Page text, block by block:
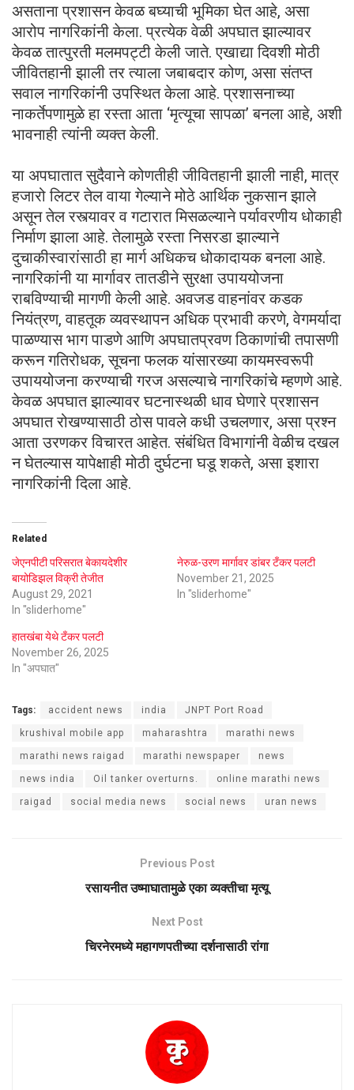
असताना प्रशासन केवळ बघ्याची भूमिका घेत आहे, असा
आरोप नागरिकांनी केला. प्रत्येक वेळी अपघात झाल्यावर
केवळ तात्पुरती मलमपट्टी केली जाते. एखाद्या दिवशी मोठी
जीवितहानी झाली तर त्याला जबाबदार कोण, असा संतप्त
सवाल नागरिकांनी उपस्थित केला आहे. प्रशासनाच्या
नाकर्तेपणामुळे हा रस्ता आता ‘मृत्यूचा सापळा’ बनला आहे, अशी
भावनाही त्यांनी व्यक्त केली.
या अपघातात सुदैवाने कोणतीही जीवितहानी झाली नाही, मात्र
हजारो लिटर तेल वाया गेल्याने मोठे आर्थिक नुकसान झाले
असून तेल रस्त्यावर व गटारात मिसळल्याने पर्यावरणीय धोकाही
निर्माण झाला आहे. तेलामुळे रस्ता निसरडा झाल्याने
दुचाकीस्वारांसाठी हा मार्ग अधिकच धोकादायक बनला आहे.
नागरिकांनी या मार्गावर तातडीने सुरक्षा उपाययोजना
राबविण्याची मागणी केली आहे. अवजड वाहनांवर कडक
नियंत्रण, वाहतूक व्यवस्थापन अधिक प्रभावी करणे, वेगमर्यादा
पाळण्यास भाग पाडणे आणि अपघातप्रवण ठिकाणांची तपासणी
करून गतिरोधक, सूचना फलक यांसारख्या कायमस्वरूपी
उपाययोजना करण्याची गरज असल्याचे नागरिकांचे म्हणणे आहे.
केवळ अपघात झाल्यावर घटनास्थळी धाव घेणारे प्रशासन
अपघात रोखण्यासाठी ठोस पावले कधी उचलणार, असा प्रश्न
आता उरणकर विचारत आहेत. संबंधित विभागांनी वेळीच दखल
न घेतल्यास यापेक्षाही मोठी दुर्घटना घडू शकते, असा इशारा
नागरिकांनी दिला आहे.
Related
जेएनपीटी परिसरात बेकायदेशीर
बायोडिझल विक्री तेजीत
August 29, 2021
In "sliderhome"
नेरुळ-उरण मार्गावर डांबर टँकर पलटी
November 21, 2025
In "sliderhome"
हातखंबा येथे टँकर पलटी
November 26, 2025
In "अपघात"
Tags: accident news india JNPT Port Road
krushival mobile app maharashtra marathi news
marathi news raigad marathi newspaper news
news india Oil tanker overturns. online marathi news
raigad social media news social news uran news
Previous Post
रसायनीत उष्माघातामुळे एका व्यक्तीचा मृत्यू
Next Post
चिरनेरमध्ये महागणपतीच्या दर्शनासाठी रांगा